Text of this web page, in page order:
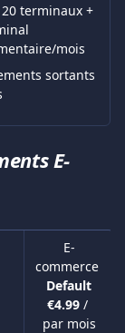
20 terminaux +
mois
sortants
E-
E-
commerce
Default
€4.99 /
par mois